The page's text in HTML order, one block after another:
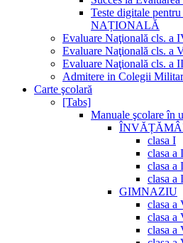
Teste digitale
NAȚIONALĂ
Evaluare Naţională cls. a
Evaluare Naţională cls. a
Evaluare Naţională cls. a
Admitere in Colegii
Carte şcolară
[Tabs]
Manuale şcolare în
clasa I
clasa a
clasa a
clasa a
GIMNAZIU
clasa a
clasa a
clasa a